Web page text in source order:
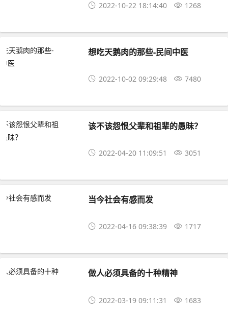
2022-10-22 18:14:40 1268
想吃天鹅肉的那些-民间中医
2022-10-02 09:29:48 7480
该不该怨恨父辈和祖辈的愚昧？
2022-04-20 11:09:51 3051
当今社会有感而发
2022-04-16 09:38:39 1717
做人必须具备的十种精神
2022-03-19 09:11:31 1683